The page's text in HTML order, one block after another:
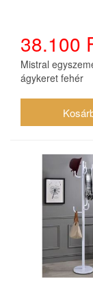
38.100
Mistral
ágykeret fehér